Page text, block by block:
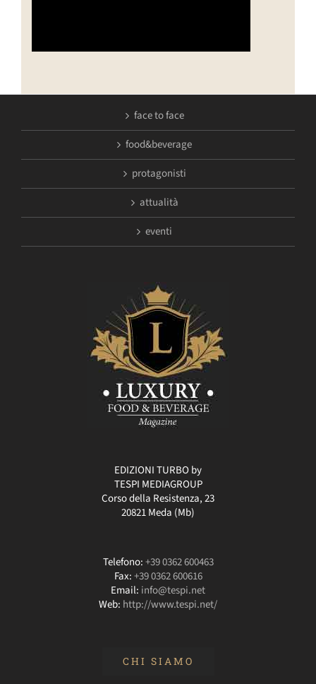
face to face
food&beverage
protagonisti
attualità
eventi
EDIZIONI TURBO by
TESPI MEDIAGROUP
Corso della Resistenza, 23
20821 Meda (Mb)
Telefono:+39 0362 600463
Fax:+39 0362 600616
Email: info@tespi.net
Web: http://www.tespi.net/
CHI SIAMO